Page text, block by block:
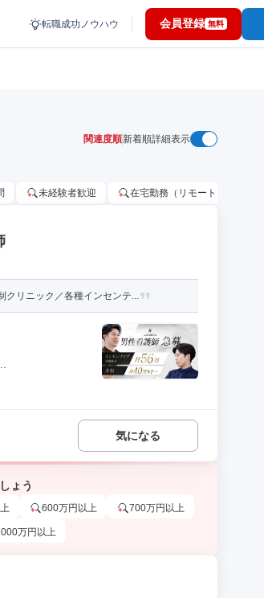
転職成功ノウハウ 会員登録 無料
関連度順新着順詳細表示
未経験者歓迎 在宅勤務（リモートワーク）OK
リニック／各種インセンテ...
気になる
ょう
600万円以上 700万円以上
万円以上